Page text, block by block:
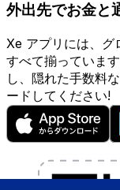
外出先でお金と
Xe アプリには、グ
すべて揃っていま
し、隠れた手数料
ードしてください!